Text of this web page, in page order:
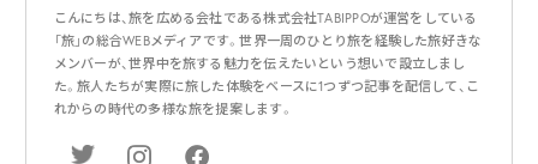
こんにちは、旅を広める会社である株式会社TABIPPOが運営をしている
「旅」の総合WEBメディアです。世界一周のひとり旅を経験した旅好きな
メンバーが、世界中を旅する魅力を伝えたいという想いで設立しまし
た。旅人たちが実際に旅した体験をベースに1つずつ記事を配信して、こ
れからの時代の多様な旅を提案します。